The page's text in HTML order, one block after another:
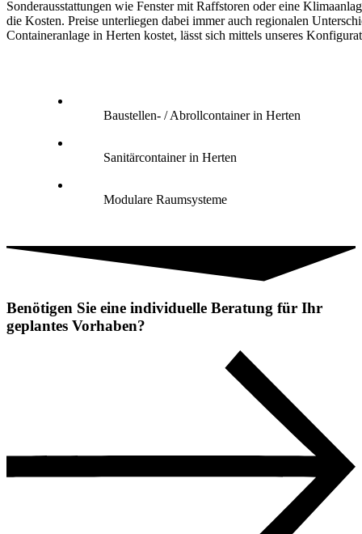
Sonderausstattungen wie Fenster mit Raffstoren oder eine
die Kosten. Preise unterliegen dabei immer auch regionalen
Containeranlage in Herten kostet, lässt sich mittels unseres
Baustellen- / Abrollcontainer in Herten
Sanitärcontainer in Herten
Modulare Raumsysteme
Benötigen Sie eine individuelle Beratung für Ihr
geplantes Vorhaben?